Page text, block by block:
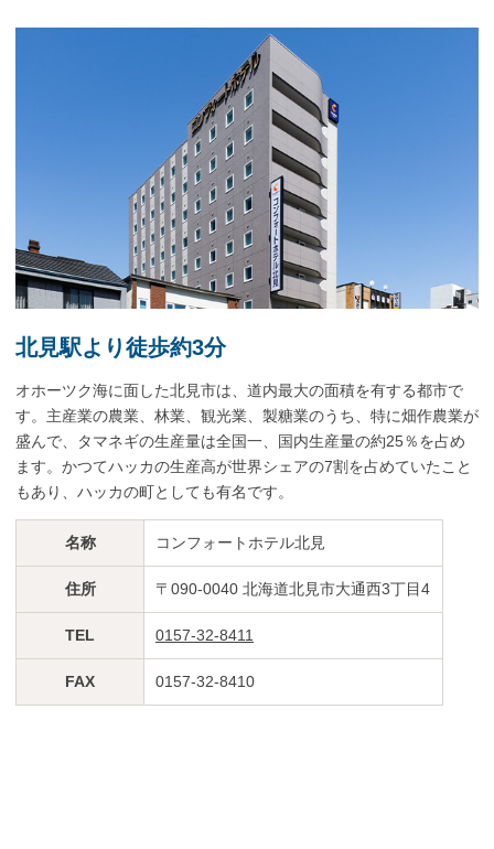
会員特典のご案内
ログイン
予約確認・変更・キャンセル
特別優待会員様 交通＋宿泊プラン
北見駅より徒歩約3分
オホーツク海に面した北見市は、道内最大の面積を有する都市で
す。主産業の農業、林業、観光業、製糖業のうち、特に畑作農業が
盛んで、タマネギの生産量は全国一、国内生産量の約25％を占め
ます。かつてハッカの生産高が世界シェアの7割を占めていたこと
もあり、ハッカの町としても有名です。
名称 コンフォートホテル北見
住所 〒090-0040 北海道北見市大通西3丁目4
TEL 0157-32-8411
FAX 0157-32-8410